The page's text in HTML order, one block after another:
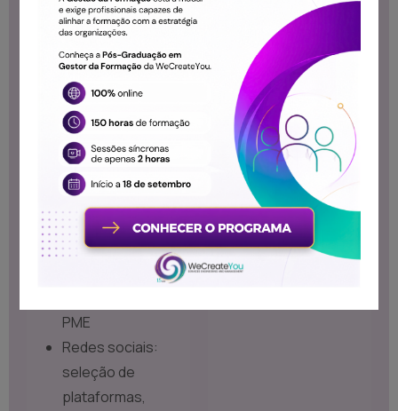
Otimizar presença
online e utilizar os
canais digitais de
forma eficaz.
Conteúdos:
O website como
centro da
estratégia digital
(usabilidade, SEO,
mobile-first)
Lojas online e e-
PME
Redes sociais:
seleção de
plataformas,